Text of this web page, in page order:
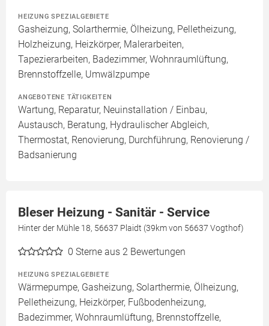
HEIZUNG SPEZIALGEBIETE
Gasheizung, Solarthermie, Ölheizung, Pelletheizung,
Holzheizung, Heizkörper, Malerarbeiten,
Tapezierarbeiten, Badezimmer, Wohnraumlüftung,
Brennstoffzelle, Umwälzpumpe
ANGEBOTENE TÄTIGKEITEN
Wartung, Reparatur, Neuinstallation / Einbau,
Austausch, Beratung, Hydraulischer Abgleich,
Thermostat, Renovierung, Durchführung, Renovierung /
Badsanierung
Bleser Heizung - Sanitär - Service
Hinter der Mühle 18, 56637 Plaidt (39km von 56637 Vogthof)
0 Sterne aus 2 Bewertungen
HEIZUNG SPEZIALGEBIETE
Wärmepumpe, Gasheizung, Solarthermie, Ölheizung,
Pelletheizung, Heizkörper, Fußbodenheizung,
Badezimmer, Wohnraumlüftung, Brennstoffzelle,